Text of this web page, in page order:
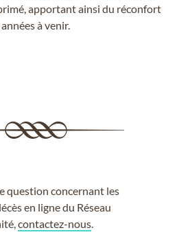
apportant ainsi du réconfort
à venir.
question concernant les
en ligne du Réseau
contactez-nous